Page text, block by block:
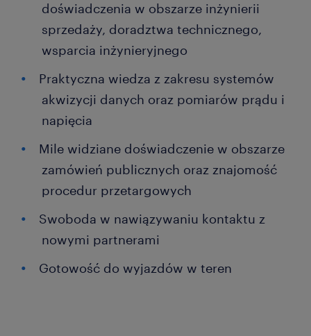
doświadczenia w obszarze inżynierii
sprzedaży, doradztwa technicznego,
wsparcia inżynieryjnego
Praktyczna wiedza z zakresu systemów
akwizycji danych oraz pomiarów prądu i
napięcia
Mile widziane doświadczenie w obszarze
zamówień publicznych oraz znajomość
procedur przetargowych
Swoboda w nawiązywaniu kontaktu z
nowymi partnerami
Gotowość do wyjazdów w teren